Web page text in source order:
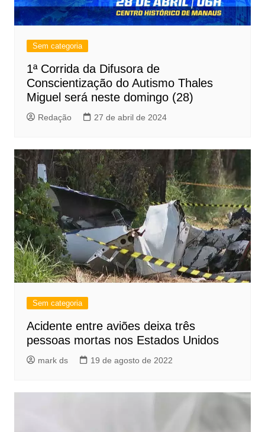
Sem categoria
1ª Corrida da Difusora de
Conscientização do Autismo Thales
Miguel será neste domingo (28)
Redação 27 de abril de 2024
Sem categoria
Acidente entre aviões deixa três
pessoas mortas nos Estados Unidos
mark ds 19 de agosto de 2022